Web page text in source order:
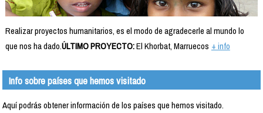
Realizar proyectos humanitarios, es el modo de agradecerle al mundo lo
que nos ha dado.ÚLTIMO PROYECTO:El Khorbat, Marruecos + info
Info sobre países que hemos visitado
Aquí podrás obtener información de los países que hemos visitado.